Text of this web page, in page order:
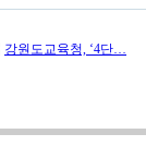
강원도교육청, ‘4단…